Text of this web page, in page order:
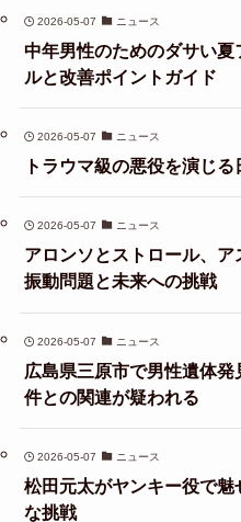
2026-05-07 ニュース
中年男性のためのダサい
ルと改善ポイントガイド
2026-05-07 ニュース
トラウマ級の悪役を演じ
2026-05-07 ニュース
アロンソとストロール、
振動問題と未来への挑戦
2026-05-07 ニュース
広島県三原市で男性遺体
件との関連が疑われる
2026-05-07 ニュース
松田元太がヤンキー役で
な挑戦